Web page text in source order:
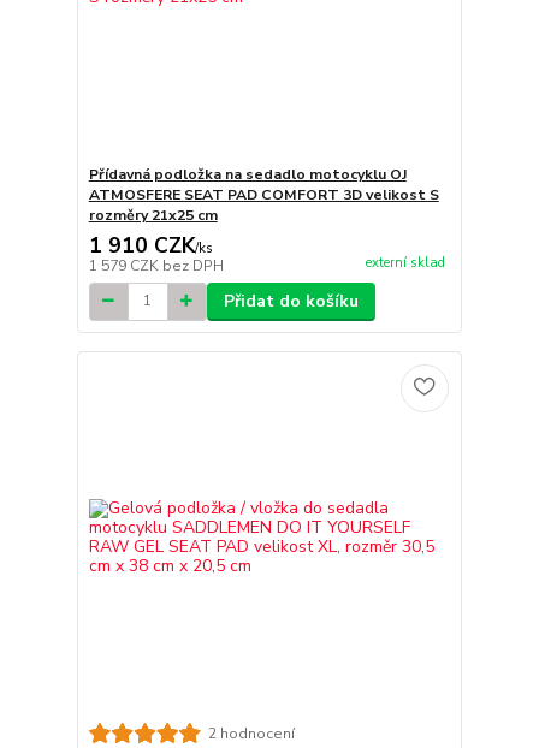
Přídavná podložka na sedadlo motocyklu OJ
ATMOSFERE SEAT PAD COMFORT 3D velikost S
rozměry 21x25 cm
1 910 CZK/ks
1 579 CZK bez DPH externí sklad
Přidat do košíku
2 hodnocení